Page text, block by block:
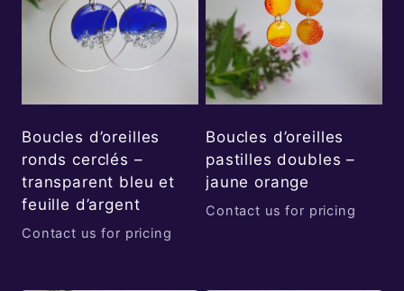
Boucles d’oreilles
ronds cerclés –
transparent bleu et
feuille d’argent
Contact us for pricing
Boucles d’oreilles
pastilles doubles –
jaune orange
Contact us for pricing